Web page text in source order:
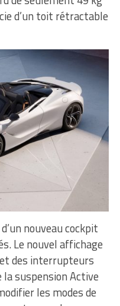
d’un toit rétractable
nouveau cockpit
Le nouvel affichage
des interrupteurs
suspension Active
les modes de